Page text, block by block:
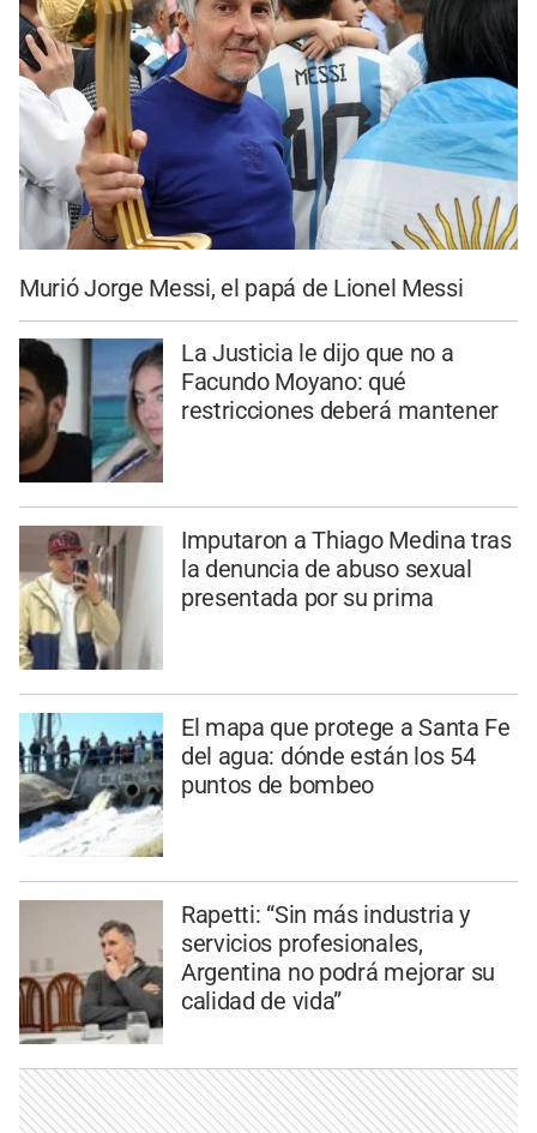
Murió Jorge Messi, el papá de Lionel Messi
La Justicia le dijo que no a
Facundo Moyano: qué
restricciones deberá mantener
Imputaron a Thiago Medina tras
la denuncia de abuso sexual
presentada por su prima
El mapa que protege a Santa Fe
del agua: dónde están los 54
puntos de bombeo
Rapetti: “Sin más industria y
servicios profesionales,
Argentina no podrá mejorar su
calidad de vida”